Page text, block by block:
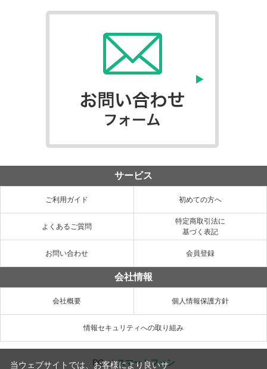
サービス
ご利用ガイド 初めての方へ
よくあるご質問
特定商取引法に
基づく表記
お問い合わせ 会員登録
会社情報
会社概要 個人情報保護方針
情報セキュリティへの取り組み
PC／スマートフォン
当ウェブサイトでは、お客様により良いサ